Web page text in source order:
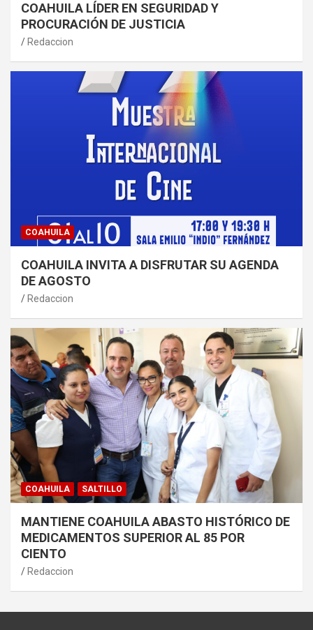
COAHUILA LÍDER EN SEGURIDAD Y
PROCURACIÓN DE JUSTICIA
Redaccion
COAHUILA
COAHUILA INVITA A DISFRUTAR SU AGENDA
DE AGOSTO
Redaccion
COAHUILA SALTILLO
MANTIENE COAHUILA ABASTO HISTÓRICO DE
MEDICAMENTOS SUPERIOR AL 85 POR
CIENTO
Redaccion